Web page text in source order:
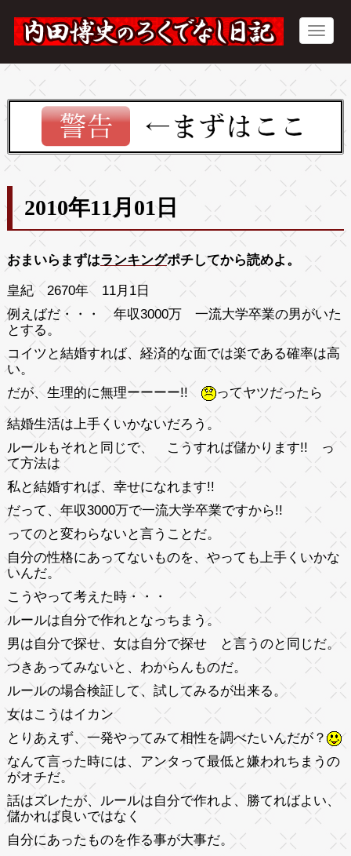
2010年11月01日
おまいらまずはランキングポチしてから読めよ。
皇紀 2670年 11月1日
例えばだ・・・ 年収3000万 一流大学卒業の男がいた
とする。
コイツと結婚すれば、経済的な面では楽である確率は高
い。
だが、生理的に無理ーーーー!!
ってヤツだったら
結婚生活は上手くいかないだろう。
ルールもそれと同じで、 こうすれば儲かります!! っ
て方法は
私と結婚すれば、幸せになれます!!
だって、年収3000万で一流大学卒業ですから!!
ってのと変わらないと言うことだ。
自分の性格にあってないものを、やっても上手くいかな
いんだ。
こうやって考えた時・・・
ルールは自分で作れとなっちまう。
男は自分で探せ、女は自分で探せ と言うのと同じだ。
つきあってみないと、わからんものだ。
ルールの場合検証して、試してみるが出来る。
女はこうはイカン
とりあえず、一発やってみて相性を調べたいんだが？
なんて言った時には、 アンタって最低と嫌われちまうの
がオチだ。
話はズレたが、ルールは自分で作れよ、勝てればよい、
儲かれば良いではなく
自分にあったものを作る事が大事だ。